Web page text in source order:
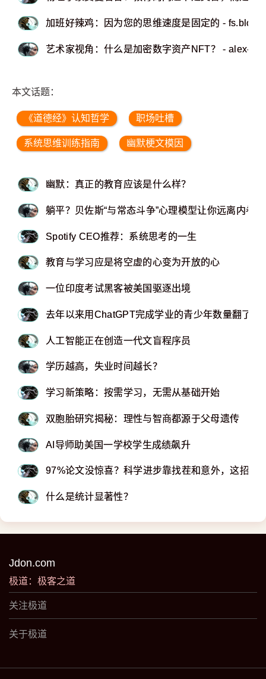
加班好辣鸡：因为您的思维速度是固定的 - fs.blog
艺术家视角：什么是加密数字资产NFT？ - alex-
本文话题：
《道德经》认知哲学 职场吐槽
系统思维训练指南 幽默梗文模因
幽默：真正的教育应该是什么样？
躺平？贝佐斯“与常态斗争”心理模型让你远离内卷
Spotify CEO推荐：系统思考的一生
教育与学习应是将空虚的心变为开放的心
一位印度考试黑客被美国驱逐出境
去年以来用ChatGPT完成学业的青少年数量翻了一
人工智能正在创造一代文盲程序员
学历越高，失业时间越长？
学习新策略：按需学习，无需从基础开始
双胞胎研究揭秘：理性与智商都源于父母遗传
AI导师助美国一学校学生成绩飙升
97%论文没惊喜？科学进步靠找茬和意外，这招专
什么是统计显著性？
Jdon.com
极道：极客之道
关注极道
关于极道